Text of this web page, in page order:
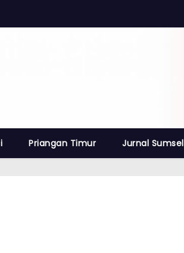
Priangan Timur Jurnal Sumsel